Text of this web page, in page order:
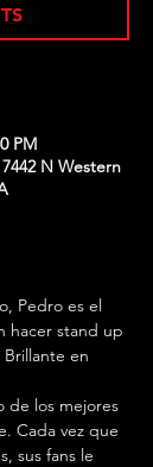
PM
N Western
Pedro es el
hacer stand up
en
de los mejores
Cada vez que
sus fans le